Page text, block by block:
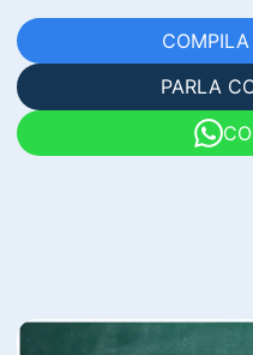
PARLA